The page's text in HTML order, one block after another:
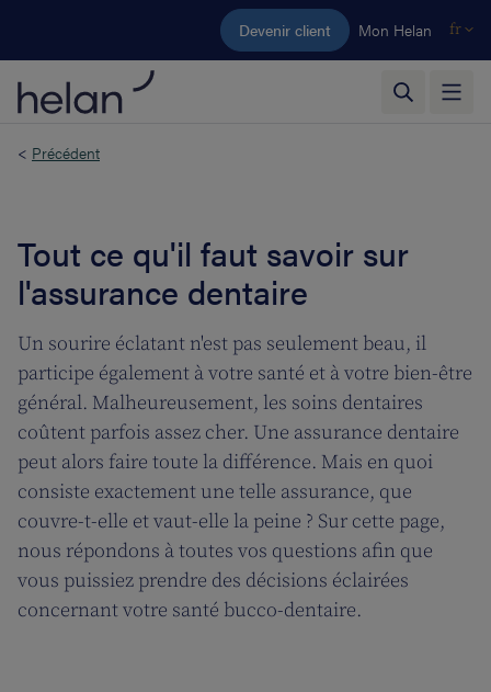
Aller au contenu principal
Devenir client Mon Helan fr
< Précédent
Tout ce qu'il faut savoir sur
l'assurance dentaire
Un sourire éclatant n'est pas seulement beau, il
participe également à votre santé et à votre bien-être
général. Malheureusement, les soins dentaires
coûtent parfois assez cher. Une assurance dentaire
peut alors faire toute la différence. Mais en quoi
consiste exactement une telle assurance, que
couvre-t-elle et vaut-elle la peine ? Sur cette page,
nous répondons à toutes vos questions afin que
vous puissiez prendre des décisions éclairées
concernant votre santé bucco-dentaire.